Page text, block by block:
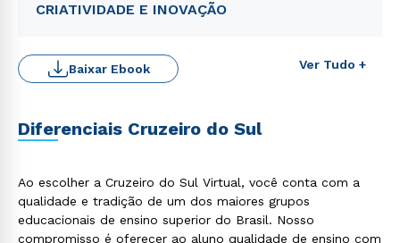
CRIATIVIDADE E INOVAÇÃO
Ver Tudo +
Baixar Ebook
Diferenciais Cruzeiro do Sul
Ao escolher a Cruzeiro do Sul Virtual, você conta com a
qualidade e tradição de um dos maiores grupos
educacionais de ensino superior do Brasil. Nosso
compromisso é oferecer ao aluno qualidade de ensino com